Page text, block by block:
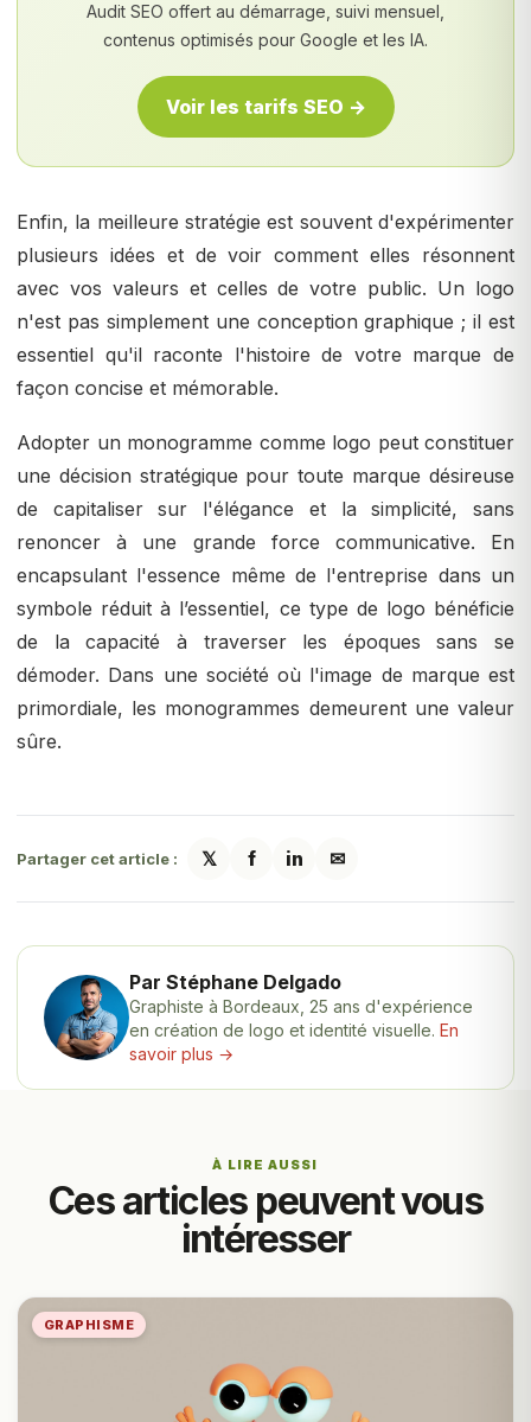
Audit SEO offert au démarrage, suivi mensuel,
contenus optimisés pour Google et les IA.
Voir les tarifs SEO →
Enfin, la meilleure stratégie est souvent d'expérimenter
plusieurs idées et de voir comment elles résonnent
avec vos valeurs et celles de votre public. Un logo
n'est pas simplement une conception graphique ; il est
essentiel qu'il raconte l'histoire de votre marque de
façon concise et mémorable.
Adopter un monogramme comme logo peut constituer
une décision stratégique pour toute marque désireuse
de capitaliser sur l'élégance et la simplicité, sans
renoncer à une grande force communicative. En
encapsulant l'essence même de l'entreprise dans un
symbole réduit à l’essentiel, ce type de logo bénéficie
de la capacité à traverser les époques sans se
démoder. Dans une société où l'image de marque est
primordiale, les monogrammes demeurent une valeur
sûre.
Partager cet article : 𝕏 f in ✉
Par Stéphane Delgado
Graphiste à Bordeaux, 25 ans d'expérience
en création de logo et identité visuelle. En
savoir plus →
À LIRE AUSSI
Ces articles peuvent vous
intéresser
GRAPHISME